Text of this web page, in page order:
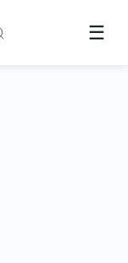
☰